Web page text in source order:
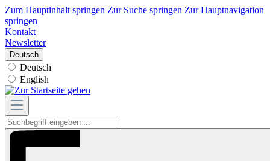
Zum Hauptinhalt springen Zur Suche springen Zur Hauptnavigation
springen
Kontakt
Newsletter
Deutsch
Deutsch
English